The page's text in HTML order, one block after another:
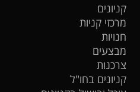
קניונים
מרכזי קניות
חנויות
מבצעים
צרכנות
קניונים בחו"ל